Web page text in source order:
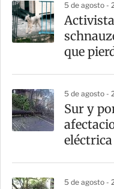
a
r
t
5 de agosto -
que
5 de agosto -
Sur y
eléctrica
5 de agosto -